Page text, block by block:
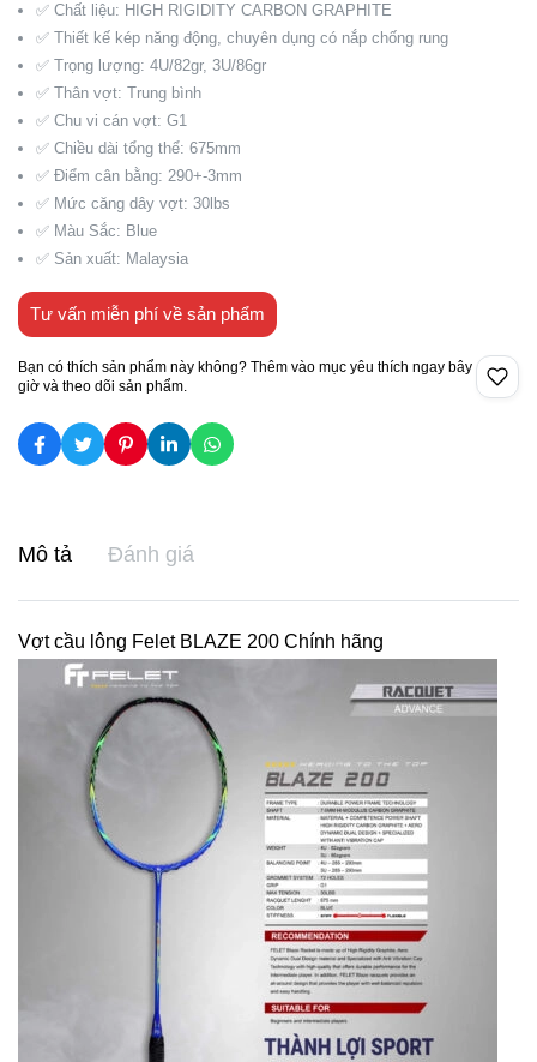
✅ Chất liệu: HIGH RIGIDITY CARBON GRAPHITE
✅ Thiết kế kép năng động, chuyên dụng có nắp chống rung
✅ Trọng lượng: 4U/82gr, 3U/86gr
✅ Thân vợt: Trung bình
✅ Chu vi cán vợt: G1
✅ Chiều dài tổng thể: 675mm
✅ Điểm cân bằng: 290+-3mm
✅ Mức căng dây vợt: 30lbs
✅ Màu Sắc: Blue
✅ Sản xuất: Malaysia
Tư vấn miễn phí về sản phẩm
Bạn có thích sản phẩm này không? Thêm vào mục yêu thích ngay bây
giờ và theo dõi sản phẩm.
Mô tả Đánh giá
Vợt cầu lông Felet BLAZE 200 Chính hãng